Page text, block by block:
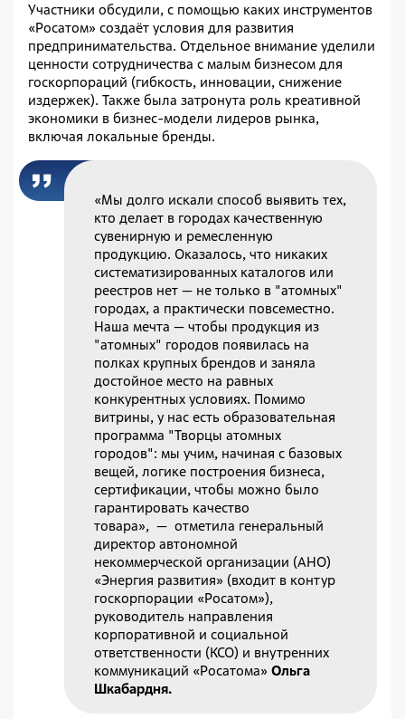
Участники обсудили, с помощью каких инструментов
«Росатом» создаёт условия для развития
предпринимательства. Отдельное внимание уделили
ценности сотрудничества с малым бизнесом для
госкорпораций (гибкость, инновации, снижение
издержек). Также была затронута роль креативной
экономики в бизнес-модели лидеров рынка,
включая локальные бренды.
«Мы долго искали способ выявить тех,
кто делает в городах качественную
сувенирную и ремесленную
продукцию. Оказалось, что никаких
систематизированных каталогов или
реестров нет — не только в "атомных"
городах, а практически повсеместно.
Наша мечта — чтобы продукция из
"атомных" городов появилась на
полках крупных брендов и заняла
достойное место на равных
конкурентных условиях. Помимо
витрины, у нас есть образовательная
программа "Творцы атомных
городов": мы учим, начиная с базовых
вещей, логике построения бизнеса,
сертификации, чтобы можно было
гарантировать качество
товара», — отметила генеральный
директор автономной
некоммерческой организации (АНО)
«Энергия развития» (входит в контур
госкорпорации «Росатом»),
руководитель направления
корпоративной и социальной
ответственности (КСО) и внутренних
коммуникаций «Росатома»Ольга
Шкабардня.